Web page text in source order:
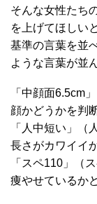
そんな女性たち
を上げてほしい
基準の言葉を並
ような言葉が並
「中顔面6.5cm
顔かどうかを判
「人中短い」（
長さがカワイイ
「スペ110」（
痩やせているか